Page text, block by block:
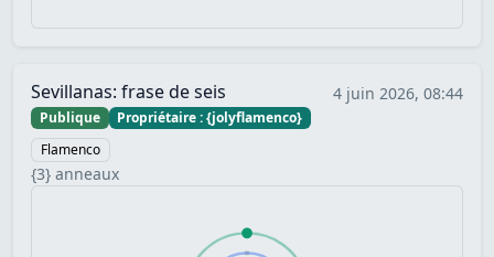
Sevillanas: frase de seis
Publique
Propriétaire : {jolyflamenco}
Flamenco
4 juin 2026, 08:44
{3} anneaux